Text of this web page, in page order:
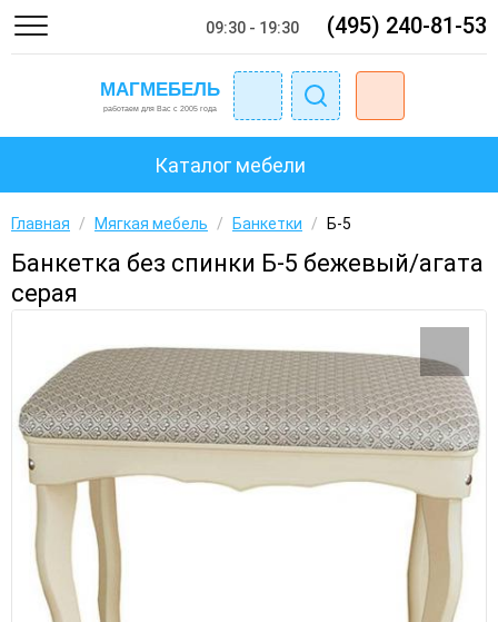
09:30 - 19:30 (495) 240-81-53
Каталог мебели
Главная / Мягкая мебель / Банкетки / Б-5
Банкетка без спинки Б-5 бежевый/агата
серая